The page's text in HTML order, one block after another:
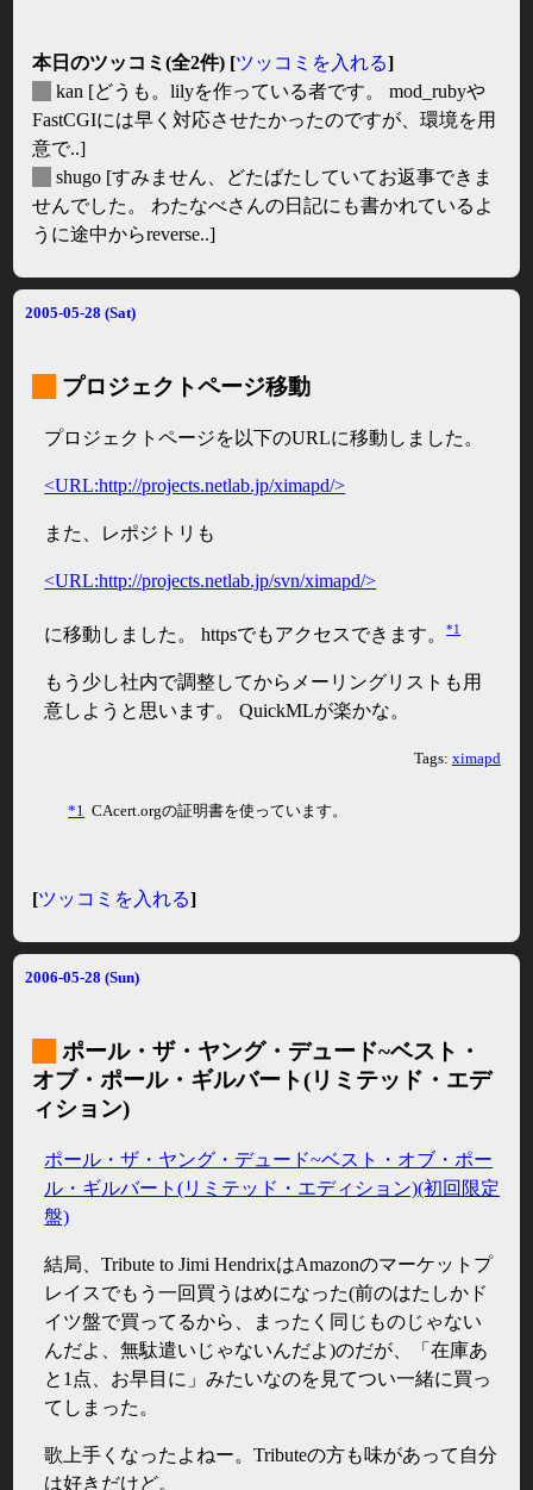
本日のツッコミ(全2件) [ツッコミを入れる]
kan [どうも。lilyを作っている者です。 mod_rubyや
FastCGIには早く対応させたかったのですが、環境を用
意で..]
shugo [すみません、どたばたしていてお返事できま
せんでした。 わたなべさんの日記にも書かれているよ
うに途中からreverse..]
2005-05-28 (Sat)
プロジェクトページ移動
プロジェクトページを以下のURLに移動しました。
<URL:http://projects.netlab.jp/ximapd/>
また、レポジトリも
<URL:http://projects.netlab.jp/svn/ximapd/>
に移動しました。 httpsでもアクセスできます。*1
もう少し社内で調整してからメーリングリストも用
意しようと思います。 QuickMLが楽かな。
Tags: ximapd
*1 CAcert.orgの証明書を使っています。
[ツッコミを入れる]
2006-05-28 (Sun)
ポール・ザ・ヤング・デュード~ベスト・
オブ・ポール・ギルバート(リミテッド・エデ
ィション)
ポール・ザ・ヤング・デュード~ベスト・オブ・ポー
ル・ギルバート(リミテッド・エディション)(初回限定
盤)
結局、Tribute to Jimi HendrixはAmazonのマーケットプ
レイスでもう一回買うはめになった(前のはたしかド
イツ盤で買ってるから、まったく同じものじゃない
んだよ、無駄遣いじゃないんだよ)のだが、「在庫あ
と1点、お早目に」みたいなのを見てつい一緒に買っ
てしまった。
歌上手くなったよねー。Tributeの方も味があって自分
は好きだけど。